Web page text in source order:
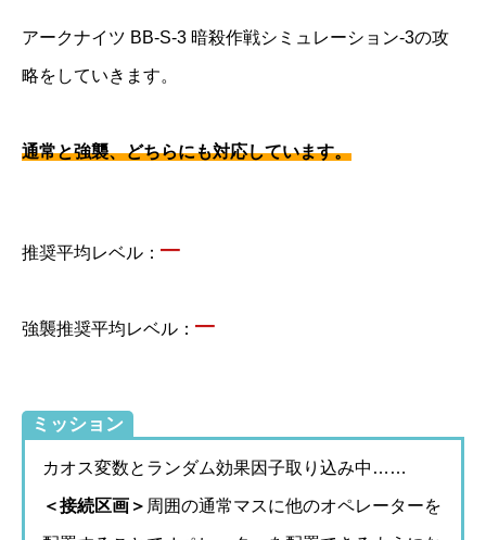
アークナイツ BB-S-3 暗殺作戦シミュレーション-3の攻
略をしていきます。
通常と強襲、どちらにも対応しています。
推奨平均レベル： –
強襲推奨平均レベル： –
ミッション
カオス変数とランダム効果因子取り込み中……
＜接続区画＞ 周囲の通常マスに他のオペレーターを